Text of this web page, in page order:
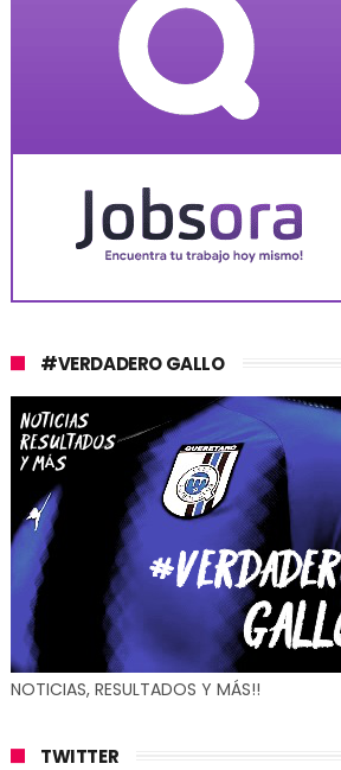
#VERDADERO GALLO
NOTICIAS, RESULTADOS Y MÁS!!
TWITTER